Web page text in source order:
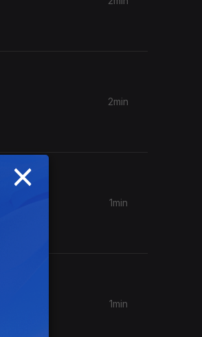
2min
1min
1min
×